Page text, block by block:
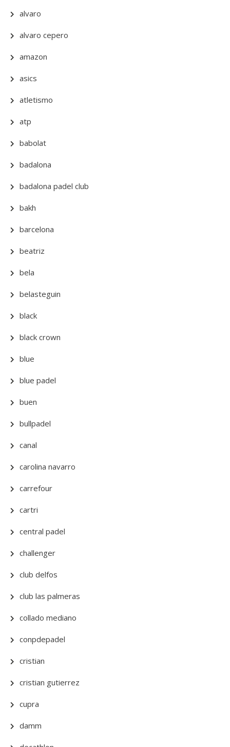
alvaro
alvaro cepero
amazon
asics
atletismo
atp
babolat
badalona
badalona padel club
bakh
barcelona
beatriz
bela
belasteguin
black
black crown
blue
blue padel
buen
bullpadel
canal
carolina navarro
carrefour
cartri
central padel
challenger
club delfos
club las palmeras
collado mediano
conpdepadel
cristian
cristian gutierrez
cupra
damm